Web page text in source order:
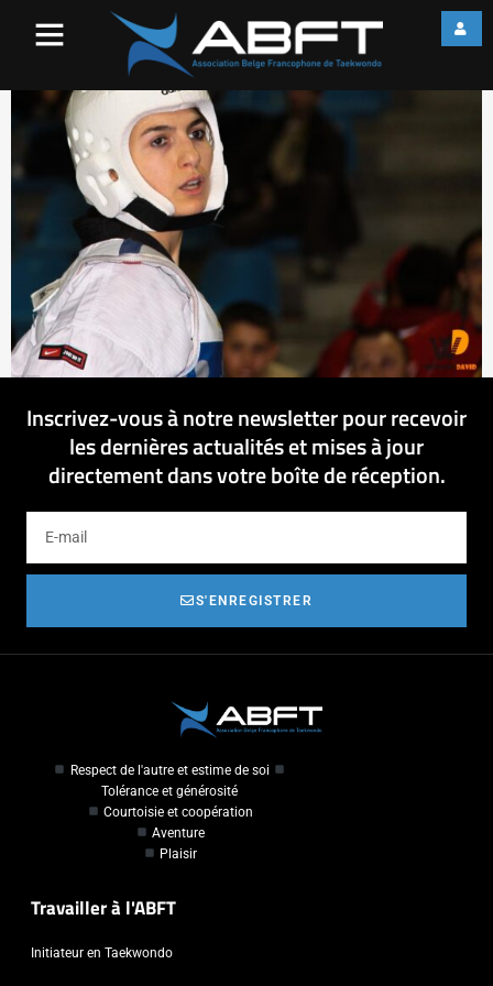
Inscrivez-vous à notre newsletter pour recevoir
les dernières actualités et mises à jour
directement dans votre boîte de réception.
S'ENREGISTRER
Respect de l'autre et estime de soi
Tolérance et générosité
Courtoisie et coopération
Aventure
Plaisir
Travailler à l'ABFT
Initiateur en Taekwondo